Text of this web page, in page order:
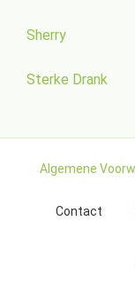
Sherry
Sterke Drank
Algemene
Contact